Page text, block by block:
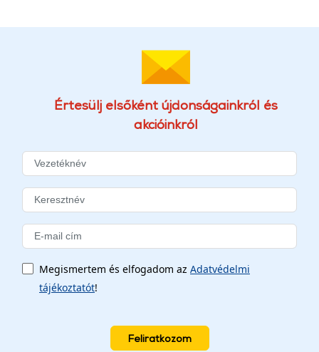
Értesülj elsőként újdonságainkról és
akcióinkról
Megismertem és elfogadom az Adatvédelmi
tájékoztatót!
Feliratkozom